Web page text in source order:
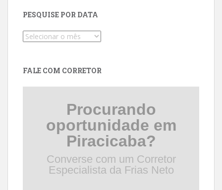
PESQUISE POR DATA
Pesquise
FALE COM CORRETOR
Procurando
oportunidade em
Piracicaba?
Converse com um Corretor
Especialista da Frias Neto